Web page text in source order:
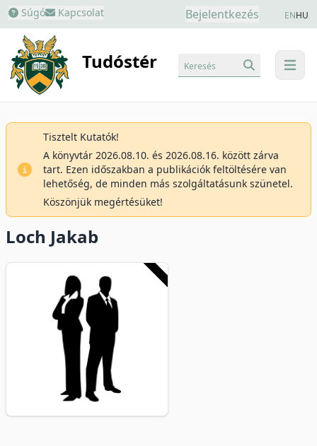
Súgó Kapcsolat Bejelentkezés ENHU
Tudóstér menu
Keresés
Tisztelt Kutatók!
A könyvtár 2026.08.10. és 2026.08.16. között zárva
tart. Ezen időszakban a publikációk feltöltésére van
lehetőség, de minden más szolgáltatásunk szünetel.
Köszönjük megértésüket!
Loch Jakab